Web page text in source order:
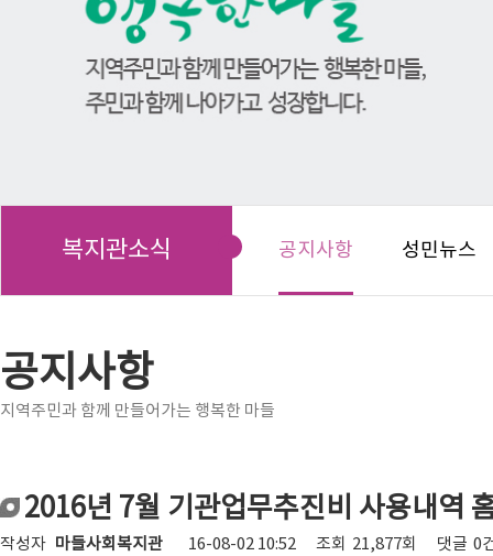
복지관소식 공지사항 성민뉴스
공지사항
지역주민과 함께 만들어가는 행복한 마들
2016년 7월 기관업무추진비 사용내역
작성자 마들사회복지관 16-08-02 10:52 조회 21,877회 댓글 0